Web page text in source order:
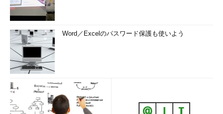
れますよ」
監査官の発言
「ほかのプロジェクトでは、顧客のために
サービス的な機能を盛り込むとしていると
ころもあるようですが、あなたのプロジェ
クトでは？」
Word／Excelのパスワード保護も使いよう